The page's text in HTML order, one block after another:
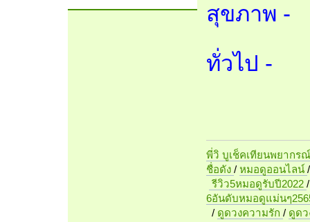
สุขภาพ -
ทั่วไป -
พี่วิ บูเช็คเทียนพยากร
ชื่อดัง / หมอดูออนไลน์
รีวิว5หมอดูรับปี2022
6อันดับหมอดูแม่นๆ
/ ดูดวงความรัก / ดูด